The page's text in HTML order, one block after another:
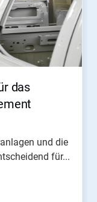
das
und die
für...